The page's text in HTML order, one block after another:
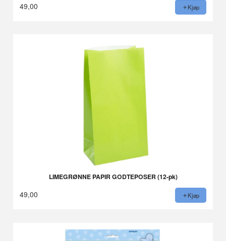
49,00 Kjøp
LIMEGRØNNE PAPIR GODTEPOSER (12-pk)
49,00 Kjøp